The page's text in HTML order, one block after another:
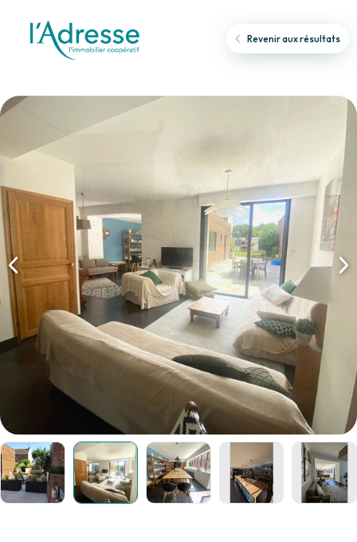
Revenir aux résultats